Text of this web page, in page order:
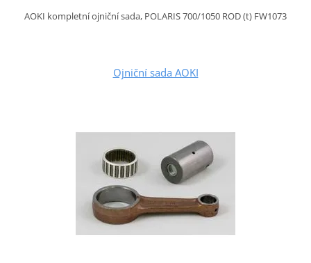
AOKI kompletní ojniční sada, POLARIS 700/1050 ROD (t) FW1073
Ojniční sada AOKI